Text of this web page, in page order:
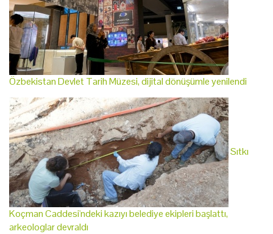
Özbekistan Devlet Tarih Müzesi, dijital dönüşümle yenilendi
Sıtkı
Koçman Caddesi'ndeki kazıyı belediye ekipleri başlattı,
arkeologlar devraldı